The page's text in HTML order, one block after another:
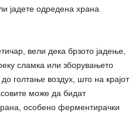
јадете одредена храна
вели дека брзото јадење,
сламка или зборувањето
голтање воздух, што на крајот
може да бидат
особено ферментирачки